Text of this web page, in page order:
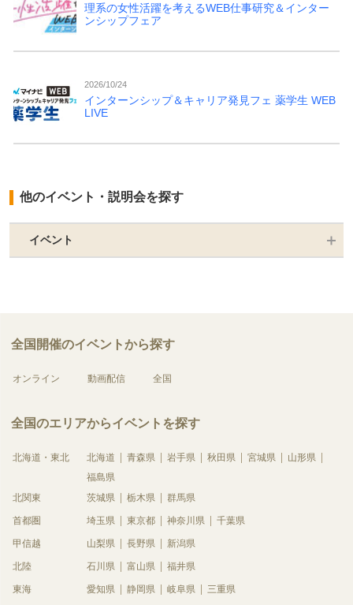
理系の女性活躍を考えるWEB仕事研究＆インター
ンシップフェア
2026/10/24
インターンシップ＆キャリア発見フェ 薬学生 WEB
LIVE
他のイベント・説明会を探す
イベント
全国開催のイベントから探す
オンライン 動画配信 全国
全国のエリアからイベントを探す
北海道・東北 北海道 青森県 岩手県 秋田県 宮城県
山形県
福島県
北関東
茨城県 栃木県 群馬県
首都圏 埼玉県 東京都 神奈川県 千葉県
甲信越 山梨県 長野県 新潟県
北陸 石川県 富山県 福井県
東海 愛知県 静岡県 岐阜県 三重県